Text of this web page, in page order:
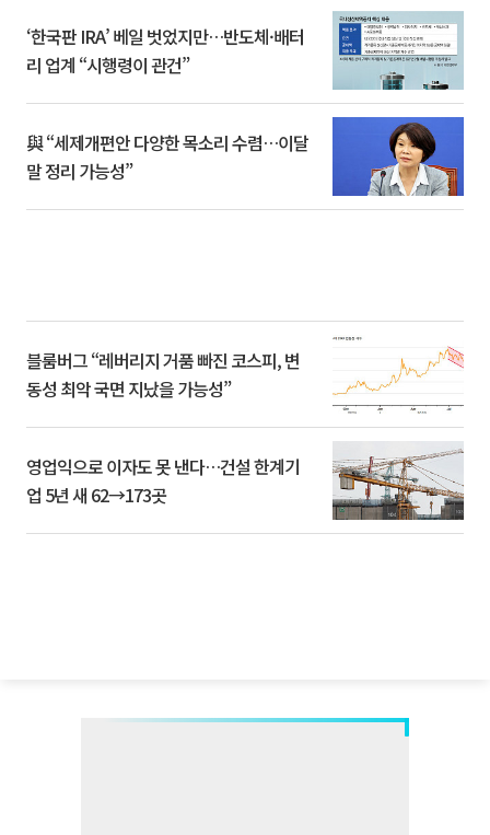
‘한국판 IRA’ 베일 벗었지만…반도체·배터
리 업계 “시행령이 관건”
與 “세제개편안 다양한 목소리 수렴…이달
말 정리 가능성”
블룸버그 “레버리지 거품 빠진 코스피, 변
동성 최악 국면 지났을 가능성”
영업익으로 이자도 못 낸다…건설 한계기
업 5년 새 62→173곳